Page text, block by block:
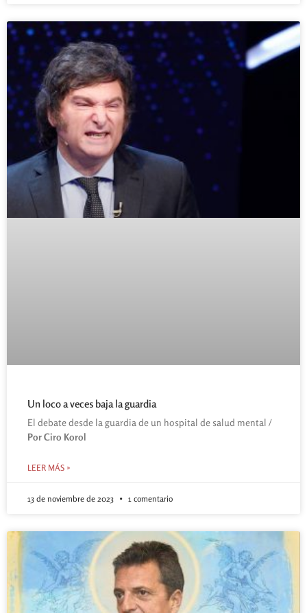
Un loco a veces baja la guardia
El debate desde la guardia de un hospital de salud mental /
Por Ciro Korol
LEER MÁS »
13 de noviembre de 2023 1 comentario